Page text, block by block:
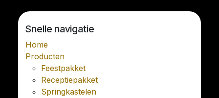
Snelle navigatie
Home
Producten
Feestpakket
Receptiepakket
Springkastelen